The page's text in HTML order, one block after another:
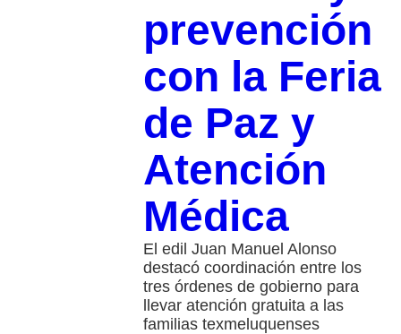
prevención
con la Feria
de Paz y
Atención
Médica
El edil Juan Manuel Alonso
destacó coordinación entre los
tres órdenes de gobierno para
llevar atención gratuita a las
familias texmeluquenses